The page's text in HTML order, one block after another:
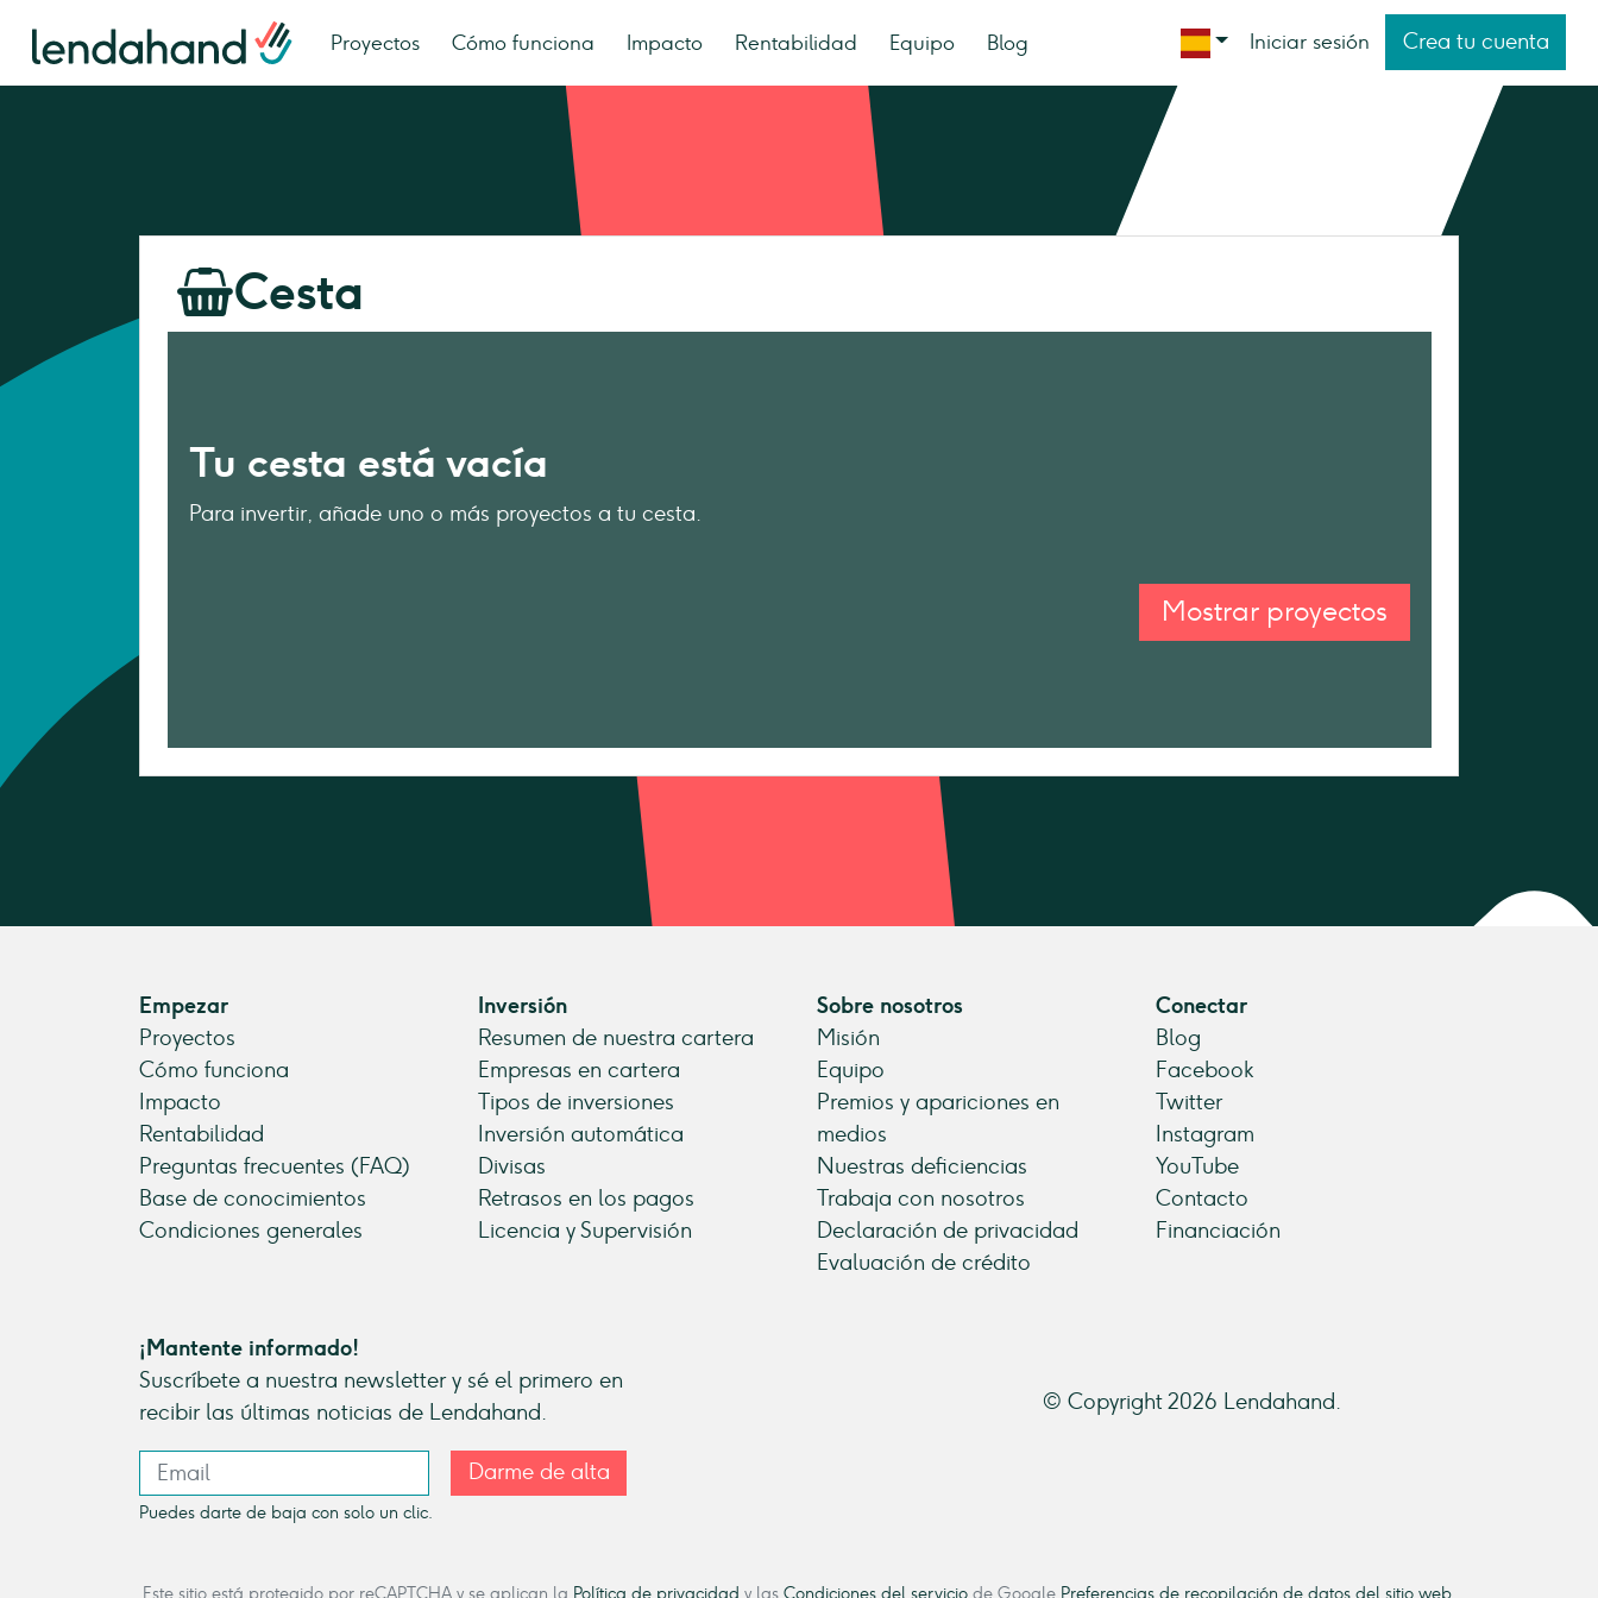
Proyectos Cómo funciona Impacto Rentabilidad Equipo Blog Iniciar sesión Crea tu cuenta
Cesta
Tu cesta está vacía
Para invertir, añade uno o más proyectos a tu cesta.
Mostrar proyectos
Empezar
Proyectos
Cómo funciona
Impacto
Rentabilidad
Preguntas frecuentes (FAQ)
Base de conocimientos
Condiciones generales
Inversión
Resumen de nuestra cartera
Empresas en cartera
Tipos de inversiones
Inversión automática
Divisas
Retrasos en los pagos
Licencia y Supervisión
Sobre nosotros
Misión
Equipo
Premios y apariciones en
medios
Nuestras deficiencias
Trabaja con nosotros
Declaración de privacidad
Evaluación de crédito
Conectar
Blog
Facebook
Twitter
Instagram
YouTube
Contacto
Financiación
¡Mantente informado!
Suscríbete a nuestra newsletter y sé el primero en
recibir las últimas noticias de Lendahand.
Darme de alta
Puedes darte de baja con solo un clic.
© Copyright 2026 Lendahand.
Este sitio está protegido por reCAPTCHA y se aplican la Política de privacidad y las Condiciones del serviciode Google. Preferencias de recopilación de datos del sitio web.